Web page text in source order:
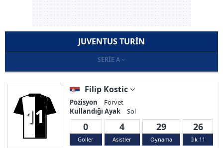
JUVENTUS TURIN
SERIE A
11
Filip Kostic
Pozisyon
Forvet
Kullandığı Ayak
Sol
0
Goller
4
Asistler
29
Oynama
26
İlk 11